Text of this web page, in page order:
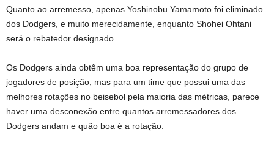
Quanto ao arremesso, apenas Yoshinobu Yamamoto foi eliminado
dos Dodgers, e muito merecidamente, enquanto Shohei Ohtani
será o rebatedor designado.
Os Dodgers ainda obtêm uma boa representação do grupo de
jogadores de posição, mas para um time que possui uma das
melhores rotações no beisebol pela maioria das métricas, parece
haver uma desconexão entre quantos arremessadores dos
Dodgers andam e quão boa é a rotação.